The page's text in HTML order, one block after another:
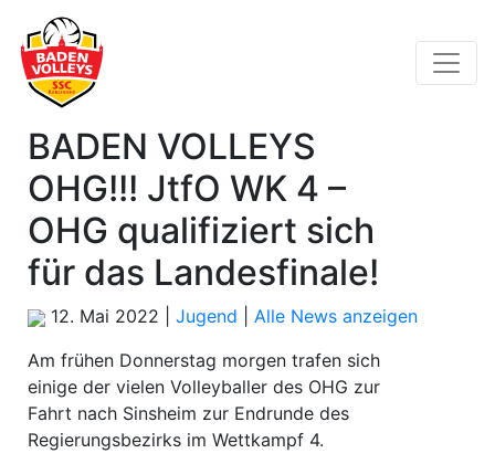
BADEN VOLLEYS
OHG!!! JtfO WK 4 –
OHG qualifiziert sich
für das Landesfinale!
12. Mai 2022 | Jugend
Alle News anzeigen
Am frühen Donnerstag morgen trafen sich
einige der vielen Volleyballer des OHG zur
Fahrt nach Sinsheim zur Endrunde des
Regierungsbezirks im Wettkampf 4.